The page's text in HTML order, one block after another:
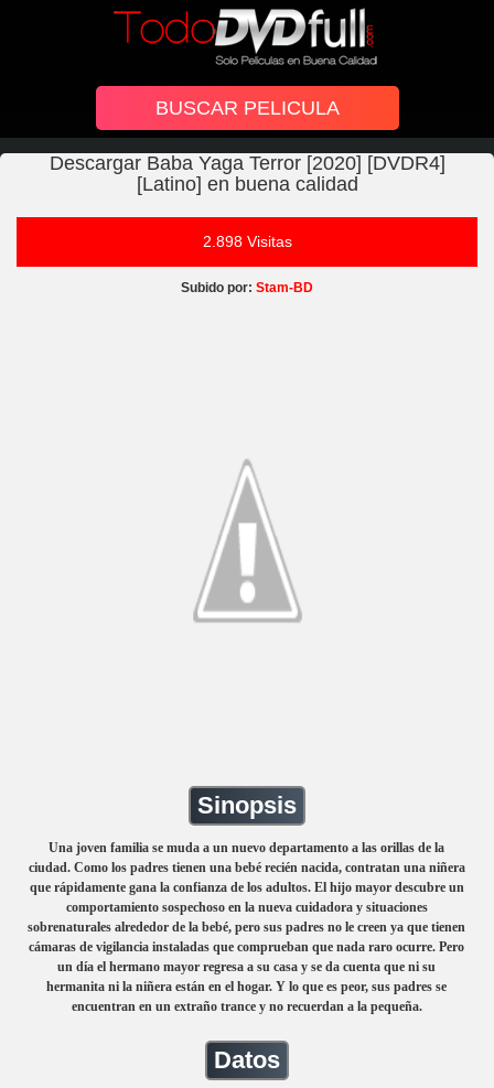
Descargar Baba Yaga Terror [2020] [DVDR4]
[Latino] en buena calidad
2.898 Visitas
Subido por: Stam-BD
Sinopsis
Una joven familia se muda a un nuevo departamento a las orillas de la
ciudad. Como los padres tienen una bebé recién nacida, contratan una niñera
que rápidamente gana la confianza de los adultos. El hijo mayor descubre un
comportamiento sospechoso en la nueva cuidadora y situaciones
sobrenaturales alrededor de la bebé, pero sus padres no le creen ya que tienen
cámaras de vigilancia instaladas que comprueban que nada raro ocurre. Pero
un día el hermano mayor regresa a su casa y se da cuenta que ni su
hermanita ni la niñera están en el hogar. Y lo que es peor, sus padres se
encuentran en un extraño trance y no recuerdan a la pequeña.
Datos